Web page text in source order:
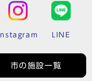
Instagram LINE
市の施設一覧